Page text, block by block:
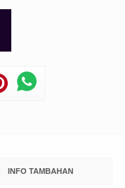
INFO TAMBAHAN